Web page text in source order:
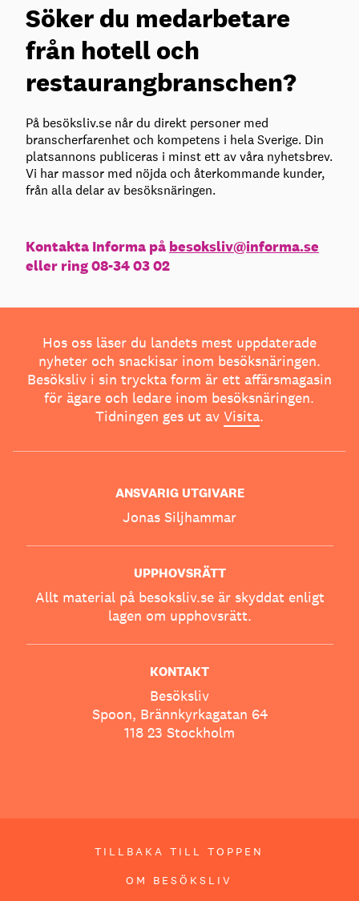
Söker du medarbetare
från hotell och
restaurangbranschen?
På besöksliv.se når du direkt personer med
branscherfarenhet och kompetens i hela Sverige. Din
platsannons publiceras i minst ett av våra nyhetsbrev.
Vi har massor med nöjda och återkommande kunder,
från alla delar av besöksnäringen.
Kontakta Informa på besoksliv@informa.se
eller ring 08-34 03 02
Hos oss läser du landets mest uppdaterade
nyheter och snackisar inom besöksnäringen.
Besöksliv i sin tryckta form är ett affärsmagasin
för ägare och ledare inom besöksnäringen.
Tidningen ges ut av Visita.
ANSVARIG UTGIVARE
Jonas Siljhammar
UPPHOVSRÄTT
Allt material på besoksliv.se är skyddat enligt
lagen om upphovsrätt.
KONTAKT
Besöksliv
Spoon, Brännkyrkagatan 64
118 23 Stockholm
TILLBAKA TILL TOPPEN
OM BESÖKSLIV